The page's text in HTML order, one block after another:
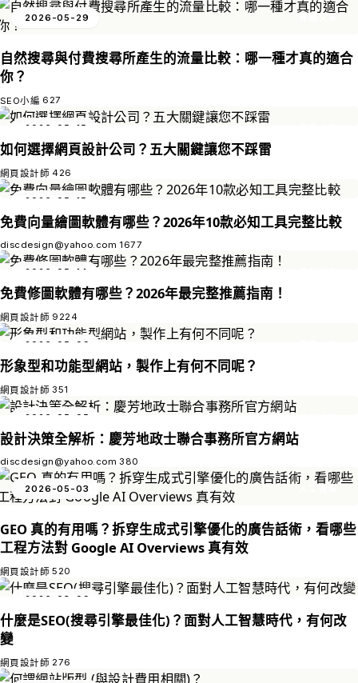
2026-05-29
自然搜尋與付費搜尋所產生的流量比較：哪一種才真的適合
你？
SEO小編 627
2026-05-15
如何選擇網頁設計公司？五大關鍵讓您不踩雷
網頁設計師 426
2026-05-15
免費向量繪圖軟體有哪些？2026年10款必知工具完整比較
discdesign@yahoo.com 1677
2026-05-14
免費修圖軟體有哪些？2026年最完整推薦指南！
網頁設計師 9224
2026-05-09
形象型和功能型網站，製作上有何不同呢？
網頁設計師 351
2026-05-05
設計決策全解析：慶芳地政士聯合事務所官方網站
discdesign@yahoo.com 380
2026-05-03
GEO 真的有用嗎？拆穿生成式引擎優化的廣告話術，看哪些
工程方法對 Google AI Overviews 真有效
網頁設計師 520
2026-03-09
什麼是SEO(搜尋引擎最佳化)？面對人工智慧時代，有何改
變
網頁設計師 276